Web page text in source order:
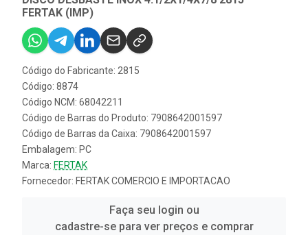
FERTAK (IMP)
Código do Fabricante: 2815
Código: 8874
Código NCM: 68042211
Código de Barras do Produto: 7908642001597
Código de Barras da Caixa: 7908642001597
Embalagem: PC
Marca: FERTAK
Fornecedor: FERTAK COMERCIO E IMPORTACAO
Faça seu login ou
cadastre-se para ver preços e comprar